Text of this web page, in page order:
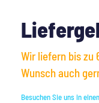
Wir liefern bis zu
Wunsch auch
Besuchen Sie uns in